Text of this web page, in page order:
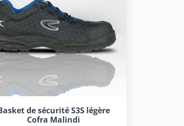
de sécurité S3S légère
Cofra Malindi